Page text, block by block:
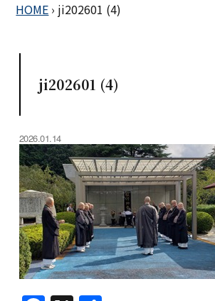
HOME › ji202601 (4)
ji202601 (4)
2026.01.14